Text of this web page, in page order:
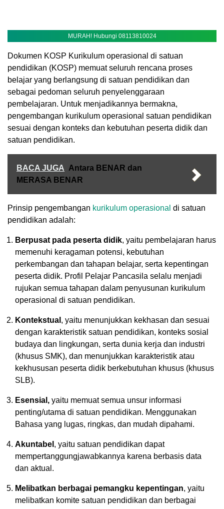
MURAH! Hubungi 08113810024
Dokumen KOSP Kurikulum operasional di satuan
pendidikan (KOSP) memuat seluruh rencana proses
belajar yang berlangsung di satuan pendidikan dan
sebagai pedoman seluruh penyelenggaraan
pembelajaran. Untuk menjadikannya bermakna,
pengembangan kurikulum operasional satuan pendidikan
sesuai dengan konteks dan kebutuhan peserta didik dan
satuan pendidikan.
BACA JUGA Antara BENAR dan
MERASA BENAR
Prinsip pengembangan kurikulum operasional di satuan
pendidikan adalah:
Berpusat pada peserta didik, yaitu pembelajaran harus
memenuhi keragaman potensi, kebutuhan
perkembangan dan tahapan belajar, serta kepentingan
peserta didik. Profil Pelajar Pancasila selalu menjadi
rujukan semua tahapan dalam penyusunan kurikulum
operasional di satuan pendidikan.
Kontekstual , yaitu menunjukkan kekhasan dan sesuai
dengan karakteristik satuan pendidikan, konteks sosial
budaya dan lingkungan, serta dunia kerja dan industri
(khusus SMK), dan menunjukkan karakteristik atau
kekhususan peserta didik berkebutuhan khusus (khusus
SLB).
Esensial, yaitu memuat semua unsur informasi
penting/utama di satuan pendidikan. Menggunakan
Bahasa yang lugas, ringkas, dan mudah dipahami.
Akuntabel , yaitu satuan pendidikan dapat
mempertanggungjawabkannya karena berbasis data
dan aktual.
Melibatkan berbagai pemangku kepentingan, yaitu
melibatkan komite satuan pendidikan dan berbagai